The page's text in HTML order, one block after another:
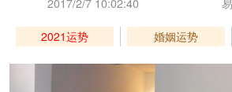
2017/2/7 10:02:40
2021运势 婚姻运势